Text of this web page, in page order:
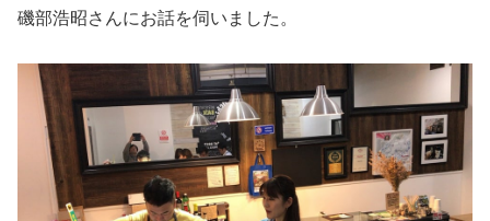
磯部浩昭さんにお話を伺いました。